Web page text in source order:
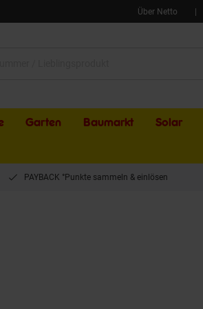
Über Netto
Garten Baumarkt Solar
PAYBACK °Punkte sammeln & einlösen